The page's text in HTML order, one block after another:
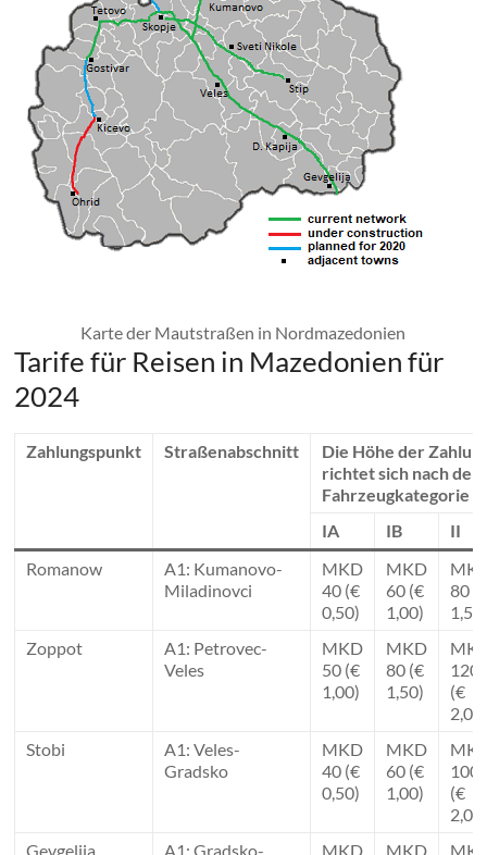
Karte der Mautstraßen in Nordmazedonien
Tarife für Reisen in Mazedonien für
2024
Zahlungspunkt Straßenabschnitt
Die Höhe der
richtet sich nach der
Fahrzeugkategorie
IA
IB
II
Romanow
A1: Kumanovo-
Miladinovci
MKD
40 (€
0,50)
MKD
60 (€
1,00)
80
Zoppot
A1: Petrovec-
Veles
MKD
50 (€
1,00)
MKD
80 (€
1,50)
120
(€
Stobi
A1: Veles-
Gradsko
MKD
40 (€
0,50)
MKD
60 (€
1,00)
100
(€
Gevgelija
A1: Gradsko- MKD MKD